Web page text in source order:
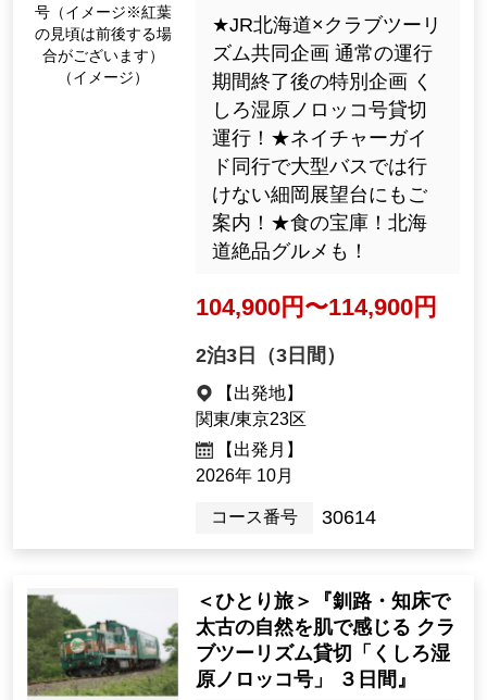
号（イメージ※紅葉
の見頃は前後する場
合がございます）
（イメージ）
★JR北海道×クラブツーリ
ズム共同企画 通常の運行
期間終了後の特別企画 く
しろ湿原ノロッコ号貸切
運行！★ネイチャーガイ
ド同行で大型バスでは行
けない細岡展望台にもご
案内！★食の宝庫！北海
道絶品グルメも！
104,900円〜114,900円
2泊3日（3日間）
【出発地】
関東/東京23区
【出発月】
2026年 10月
コース番号 30614
＜ひとり旅＞『釧路・知床で
太古の自然を肌で感じる クラ
ブツーリズム貸切「くしろ湿
原ノロッコ号」 ３日間』